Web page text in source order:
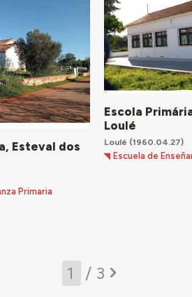
Esteval dos
Primaria
Escola
Loulé
Loulé (1960.04.27)
Escuela de
/ 3